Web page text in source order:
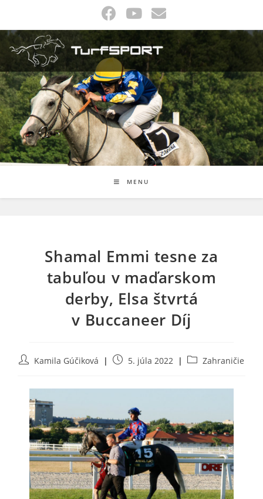
content
MENU
Shamal Emmi tesne za
tabuľou v maďarskom
derby, Elsa štvrtá
v Buccaneer Díj
Post Kamila Gúčiková
Post 5. júla 2022
PostZahraničie